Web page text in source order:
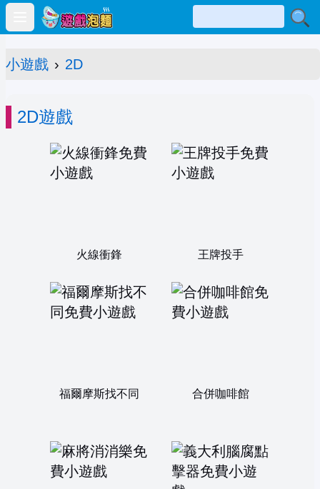
Open main menu
小遊戲 › 2D
2D遊戲
火線衝鋒 王牌投手
福爾摩斯找不同 合併咖啡館